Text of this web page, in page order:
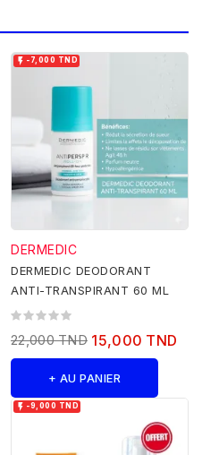
 -7,000 TND
DERMEDIC
DERMEDIC DEODORANT
ANTI-TRANSPIRANT 60 ML
22,000 TND 15,000 TND
+ AU PANIER
 -9,000 TND